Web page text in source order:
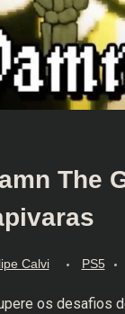
The
Calvi PS5
os desafios